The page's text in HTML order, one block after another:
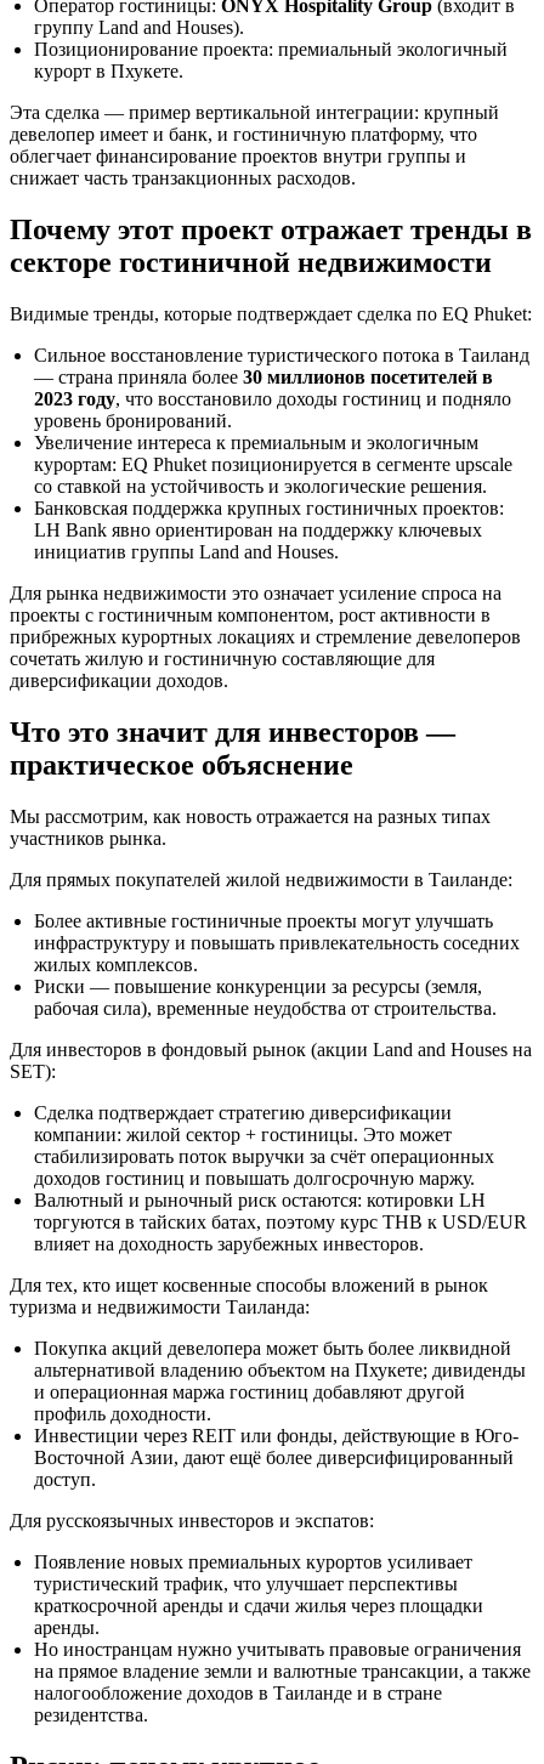
Оператор гостиницы: ONYX Hospitality Group (входит в
группу Land and Houses).
Позиционирование проекта: премиальный экологичный
курорт в Пхукете.
Эта сделка — пример вертикальной интеграции: крупный
девелопер имеет и банк, и гостиничную платформу, что
облегчает финансирование проектов внутри группы и
снижает часть транзакционных расходов.
Почему этот проект отражает тренды в
секторе гостиничной недвижимости
Видимые тренды, которые подтверждает сделка по EQ Phuket:
Сильное восстановление туристического потока в Таиланд
— страна приняла более 30 миллионов посетителей в
2023 году, что восстановило доходы гостиниц и подняло
уровень бронирований.
Увеличение интереса к премиальным и экологичным
курортам: EQ Phuket позиционируется в сегменте upscale
со ставкой на устойчивость и экологические решения.
Банковская поддержка крупных гостиничных проектов:
LH Bank явно ориентирован на поддержку ключевых
инициатив группы Land and Houses.
Для рынка недвижимости это означает усиление спроса на
проекты с гостиничным компонентом, рост активности в
прибрежных курортных локациях и стремление девелоперов
сочетать жилую и гостиничную составляющие для
диверсификации доходов.
Что это значит для инвесторов —
практическое объяснение
Мы рассмотрим, как новость отражается на разных типах
участников рынка.
Для прямых покупателей жилой недвижимости в Таиланде:
Более активные гостиничные проекты могут улучшать
инфраструктуру и повышать привлекательность соседних
жилых комплексов.
Риски — повышение конкуренции за ресурсы (земля,
рабочая сила), временные неудобства от строительства.
Для инвесторов в фондовый рынок (акции Land and Houses на
SET):
Сделка подтверждает стратегию диверсификации
компании: жилой сектор + гостиницы. Это может
стабилизировать поток выручки за счёт операционных
доходов гостиниц и повышать долгосрочную маржу.
Валютный и рыночный риск остаются: котировки LH
торгуются в тайских батах, поэтому курс THB к USD/EUR
влияет на доходность зарубежных инвесторов.
Для тех, кто ищет косвенные способы вложений в рынок
туризма и недвижимости Таиланда:
Покупка акций девелопера может быть более ликвидной
альтернативой владению объектом на Пхукете; дивиденды
и операционная маржа гостиниц добавляют другой
профиль доходности.
Инвестиции через REIT или фонды, действующие в Юго-
Восточной Азии, дают ещё более диверсифицированный
доступ.
Для русскоязычных инвесторов и экспатов:
Появление новых премиальных курортов усиливает
туристический трафик, что улучшает перспективы
краткосрочной аренды и сдачи жилья через площадки
аренды.
Но иностранцам нужно учитывать правовые ограничения
на прямое владение земли и валютные трансакции, а также
налогообложение доходов в Таиланде и в стране
резидентства.